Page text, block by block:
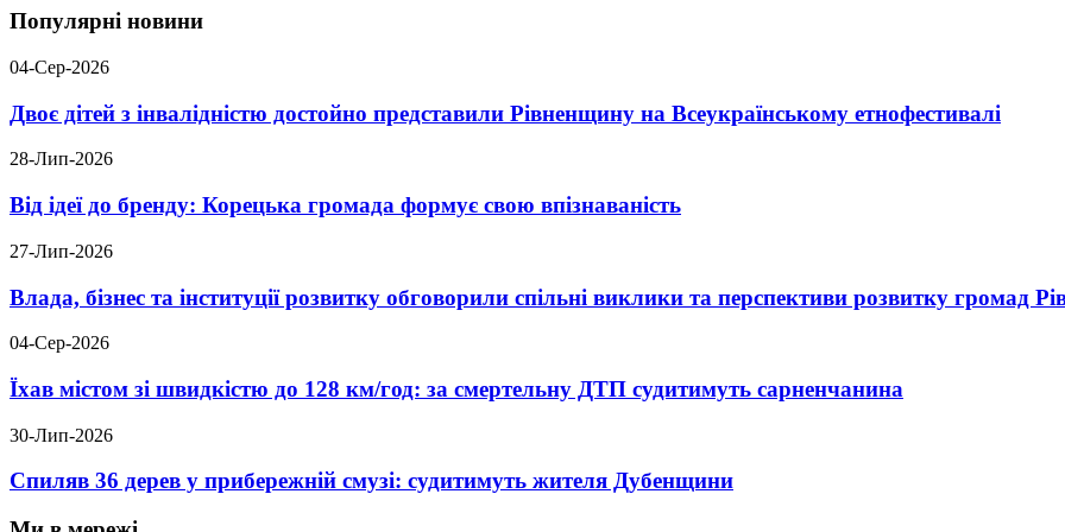
Популярні новини
04-Сер-2026
Двоє дітей з інвалідністю достойно представили Рівненщину на Всеукраїнському етнофестивалі
28-Лип-2026
Від ідеї до бренду: Корецька громада формує свою впізнаваність
27-Лип-2026
Влада, бізнес та інституції розвитку обговорили спільні виклики та перспективи розвитку громад
04-Сер-2026
Їхав містом зі швидкістю до 128 км/год: за смертельну ДТП судитимуть сарненчанина
30-Лип-2026
Спиляв 36 дерев у прибережній смузі: судитимуть жителя Дубенщини